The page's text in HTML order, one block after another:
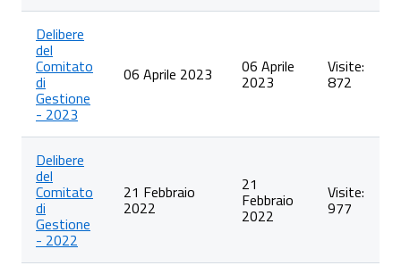
Delibere
del
Comitato
di
Gestione
- 2023
06 Aprile 2023 06 Aprile
2023
Visite:
872
Delibere
del
Comitato
di
Gestione
- 2022
21 Febbraio
2022
21
Febbraio
2022
Visite:
977